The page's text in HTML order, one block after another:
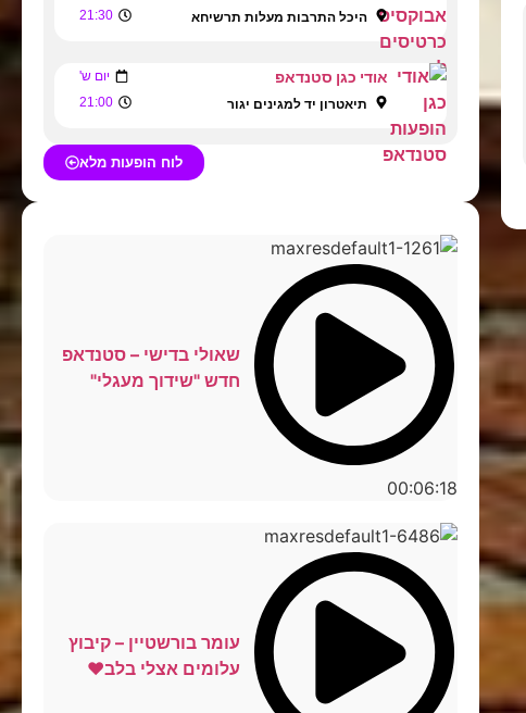
היכל התרבות מעלות תרשיחא 21:30
אודי כגן סטנדאפ יום ש'
תיאטרון יד למגינים יגור 21:00
לוח הופעות מלא
00:06:18
שאולי בדישי – סטנדאפ
חדש "שידוך מעגלי"
עומר בורשטיין – קיבוץ
עלומים אצלי בלב❤️